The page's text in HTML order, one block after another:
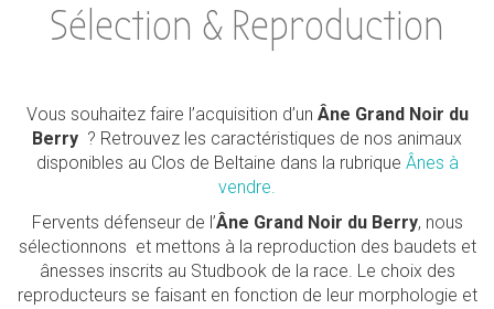
Sélection & Reproduction
Vous souhaitez faire l’acquisition d’un Âne Grand Noir du
Berry ? Retrouvez les caractéristiques de nos animaux
disponibles au Clos de Beltaine dans la rubrique Ânes à
vendre.
Fervents défenseur de l’Âne Grand Noir du Berry, nous
sélectionnons et mettons à la reproduction des baudets et
ânesses inscrits au Studbook de la race. Le choix des
reproducteurs se faisant en fonction de leur morphologie et